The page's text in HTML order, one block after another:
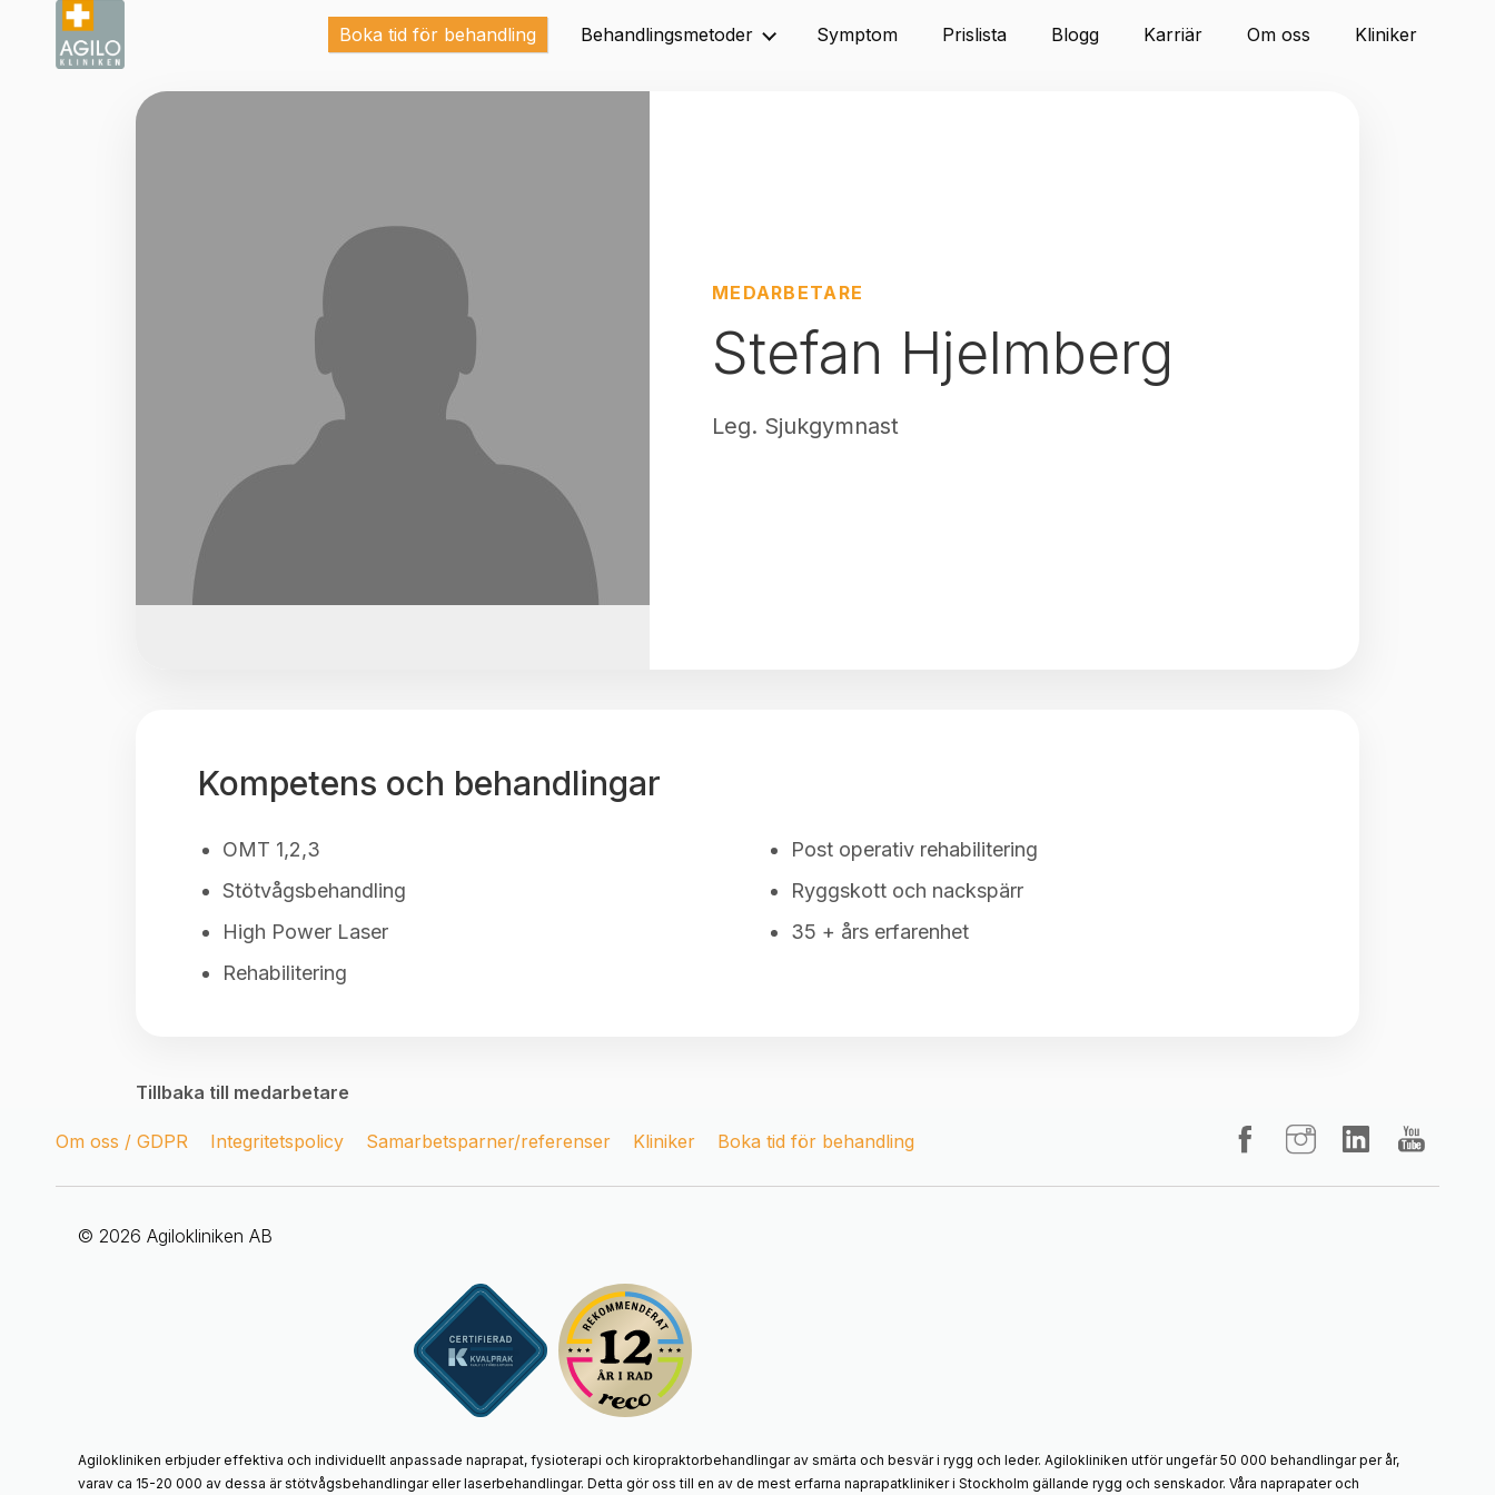
Boka tid för behandling Behandlingsmetoder Symptom Prislista Blogg Karriär Om oss Kliniker
MEDARBETARE
Stefan Hjelmberg
Leg. Sjukgymnast
Kompetens och behandlingar
OMT 1,2,3
Stötvågsbehandling
High Power Laser
Rehabilitering
Post operativ rehabilitering
Ryggskott och nackspärr
35 + års erfarenhet
Tillbaka till medarbetare
Om oss / GDPR Integritetspolicy Samarbetsparner/referenser Kliniker Boka tid för behandling
© 2026 Agilokliniken AB
Agilokliniken erbjuder effektiva och individuellt anpassade naprapat, fysioterapi och kiropraktorbehandlingar av smärta och besvär i rygg och leder. Agilokliniken utför ungefär 50 000 behandlingar per år,
varav ca 15-20 000 av dessa är stötvågsbehandlingar eller laserbehandlingar. Detta gör oss till en av de mest erfarna naprapatkliniker i Stockholm gällande rygg och senskador. Våra naprapater och